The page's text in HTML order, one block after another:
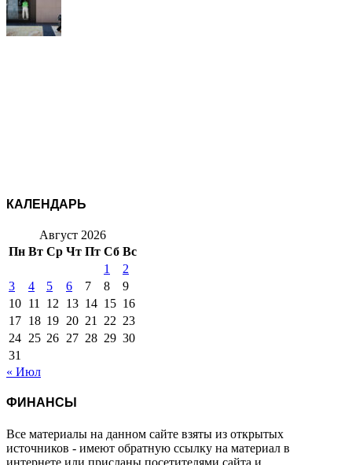
КАЛЕНДАРЬ
Август 2026
Пн Вт Ср Чт Пт Сб Вс
1
2
3
4 5 6 7 8
9
10 11 12 13 14 15 16
17 18 19 20 21 22 23
24 25 26 27 28 29 30
31
« Июл
ФИНАНСЫ
Все материалы на данном сайте взяты из открытых
источников - имеют обратную ссылку на материал в
интернете или присланы посетителями сайта и